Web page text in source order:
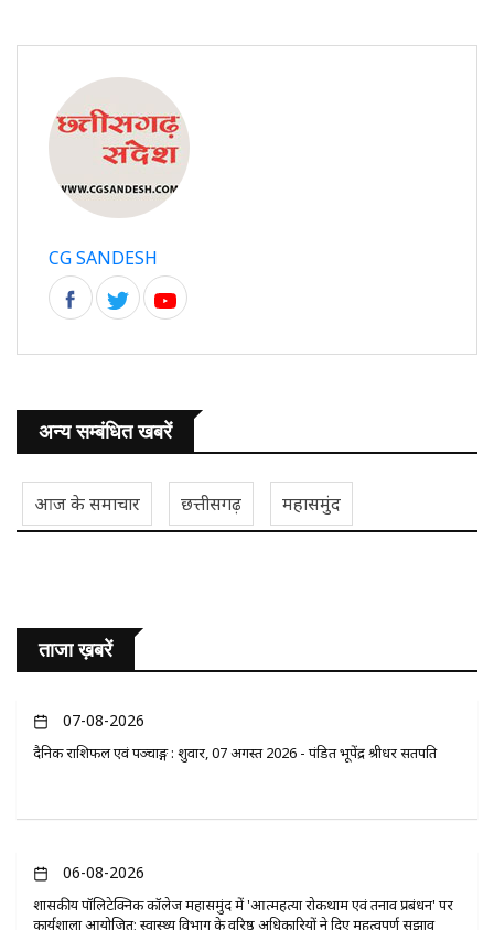
CG SANDESH
अन्य सम्बंधित खबरें
आज के समाचार छत्तीसगढ़ महासमुंद
ताजा ख़बरें
07-08-2026
दैनिक राशिफल एवं पञ्चाङ्ग : शुक्रवार, 07 अगस्त 2026 - पंडित भूपेंद्र श्रीधर सतपति
06-08-2026
​शासकीय पॉलिटेक्निक कॉलेज महासमुंद में 'आत्महत्या रोकथाम एवं तनाव प्रबंधन' पर
कार्यशाला आयोजित; स्वास्थ्य विभाग के वरिष्ठ अधिकारियों ने दिए महत्वपूर्ण सुझाव